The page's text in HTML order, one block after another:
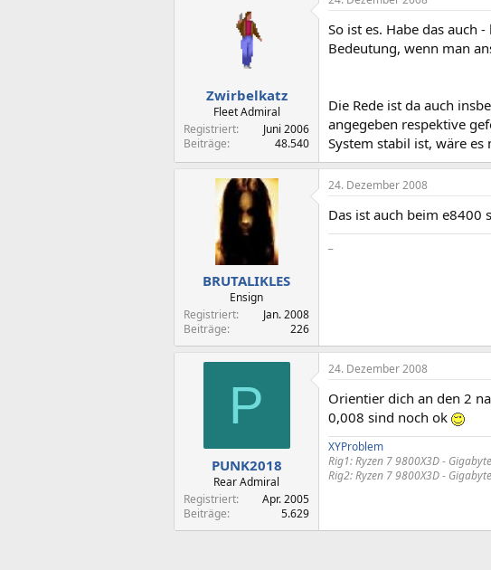
Zwirbelkatz
Fleet Admiral
Registriert
Juni 2006
Beiträge
48.540
So ist es. Habe das auch
Bedeutung, wenn man
Die Rede ist da auch
angegeben respektive
System stabil ist, wäre es
BRUTALIKLES
Ensign
Registriert
Jan. 2008
Beiträge
226
24. Dezember 2008
Das ist auch beim e8400
P
PUNK2018
Rear Admiral
Registriert
Apr. 2005
Beiträge
5.629
24. Dezember 2008
Orientier dich an den 2
0,008 sind noch ok
XYProblem
Rig1:Ryzen 7 9800X3D -
Rig2:Ryzen 7 9800X3D -